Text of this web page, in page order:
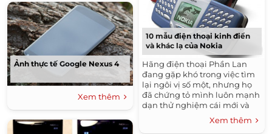
Ảnh thực tế Google Nexus 4
Xem thêm
10 mẫu điện thoại kinh điển
và khác lạ của Nokia
Hãng điện thoại Phần Lan
đang gặp khó trong việc tìm
lại ngôi vị số một, nhưng họ
đã chứng tỏ mình luôn mạnh
dạn thử nghiệm cái mới và
thể hiện sự sáng tạo không
ngừng trong thiết kế.
Xem thêm